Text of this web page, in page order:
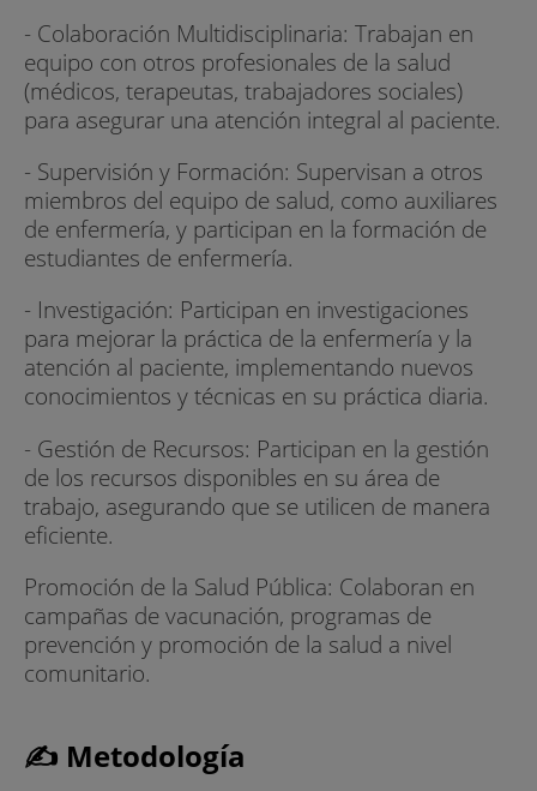
- Colaboración Multidisciplinaria: Trabajan en
equipo con otros profesionales de la salud
(médicos, terapeutas, trabajadores sociales)
para asegurar una atención integral al paciente.
- Supervisión y Formación: Supervisan a otros
miembros del equipo de salud, como auxiliares
de enfermería, y participan en la formación de
estudiantes de enfermería.
- Investigación: Participan en investigaciones
para mejorar la práctica de la enfermería y la
atención al paciente, implementando nuevos
conocimientos y técnicas en su práctica diaria.
- Gestión de Recursos: Participan en la gestión
de los recursos disponibles en su área de
trabajo, asegurando que se utilicen de manera
eficiente.
Promoción de la Salud Pública: Colaboran en
campañas de vacunación, programas de
prevención y promoción de la salud a nivel
comunitario.
✍ Metodología